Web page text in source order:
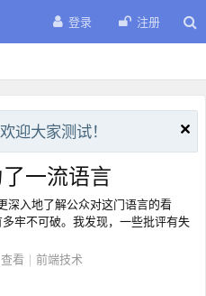
登录 注册
迎大家测试！
一流语言
深入地了解公众对这门语言的看
牢不可破。我发现，一些批评有失
看 | 前端技术